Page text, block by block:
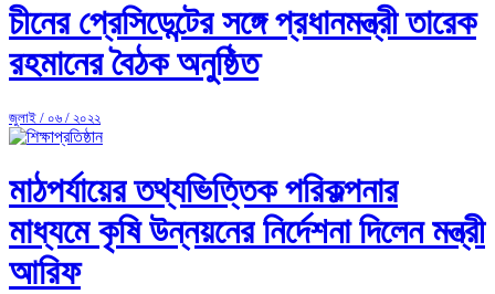
চীনের প্রেসিডেন্টের সঙ্গে প্রধানমন্ত্রী তারেক
রহমানের বৈঠক অনুষ্ঠিত
জুলাই / ০৬ / ২০২২
মাঠপর্যায়ের তথ্যভিত্তিক পরিকল্পনার
মাধ্যমে কৃষি উন্নয়নের নির্দেশনা দিলেন মন্ত্রী
আরিফ